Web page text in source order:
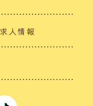
求人情報